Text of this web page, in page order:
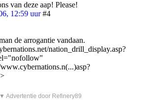
van deze aap! Please!
12:59 uur #4
de arrogantie vandaan.
nation_drill_display.asp?
▼ Advertentie door Refinery89